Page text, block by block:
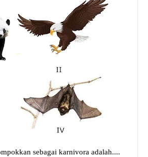
sebagai karnivora adalah....